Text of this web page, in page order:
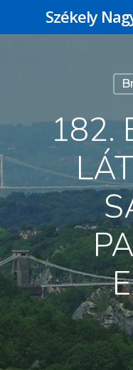
Üss egy
meg az ESC
Székely
182.